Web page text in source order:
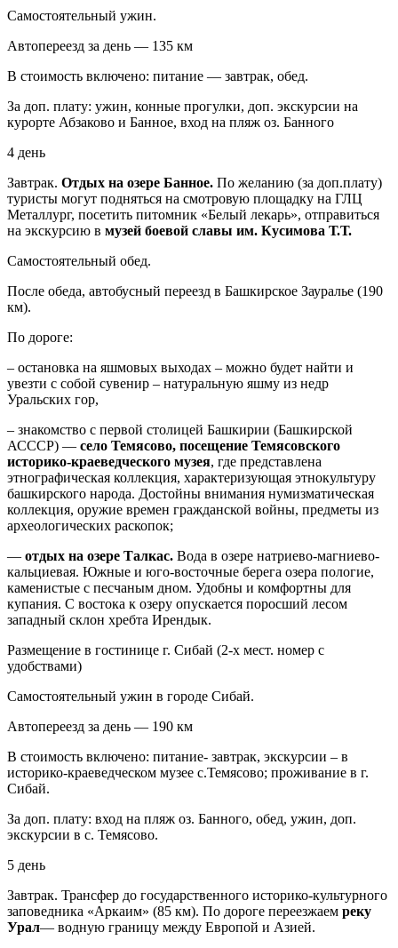
Самостоятельный ужин.
Автопереезд за день — 135 км
В стоимость включено: питание — завтрак, обед.
За доп. плату: ужин, конные прогулки, доп. экскурсии на
курорте Абзаково и Банное, вход на пляж оз. Банного
4 день
Завтрак. Отдых на озере Банное. По желанию (за доп.плату)
туристы могут подняться на смотровую площадку на ГЛЦ
Металлург, посетить питомник «Белый лекарь», отправиться
на экскурсию в музей боевой славы им. Кусимова Т.Т.
Самостоятельный обед.
После обеда, автобусный переезд в Башкирское Зауралье (190
км).
По дороге:
– остановка на яшмовых выходах – можно будет найти и
увезти с собой сувенир – натуральную яшму из недр
Уральских гор,
– знакомство с первой столицей Башкирии (Башкирской
АСССР) — село Темясово, посещение Темясовского
историко-краеведческого музея, где представлена
этнографическая коллекция, характеризующая этнокультуру
башкирского народа. Достойны внимания нумизматическая
коллекция, оружие времен гражданской войны, предметы из
археологических раскопок;
— отдых на озере Талкас. Вода в озере натриево-магниево-
кальциевая. Южные и юго-восточные берега озера пологие,
каменистые с песчаным дном. Удобны и комфортны для
купания. С востока к озеру опускается поросший лесом
западный склон хребта Ирендык.
Размещение в гостинице г. Сибай (2-х мест. номер с
удобствами)
Самостоятельный ужин в городе Сибай.
Автопереезд за день — 190 км
В стоимость включено: питание- завтрак, экскурсии – в
историко-краеведческом музее с.Темясово; проживание в г.
Сибай.
За доп. плату: вход на пляж оз. Банного, обед, ужин, доп.
экскурсии в с. Темясово.
5 день
Завтрак. Трансфер до государственного историко-культурного
заповедника «Аркаим» (85 км). По дороге переезжаем реку
Урал— водную границу между Европой и Азией.